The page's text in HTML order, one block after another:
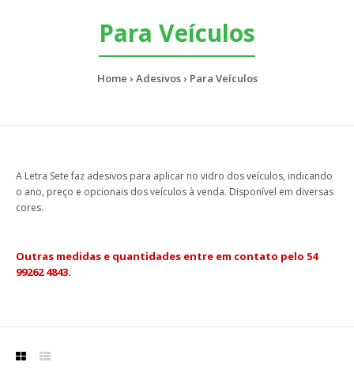
Para Veículos
Home Adesivos Para Veículos
A Letra Sete faz adesivos para aplicar no vidro dos veículos, indicando
o ano, preço e opcionais dos veículos à venda. Disponível em diversas
cores.
Outras medidas e quantidades entre em contato pelo 54
99262 4843.